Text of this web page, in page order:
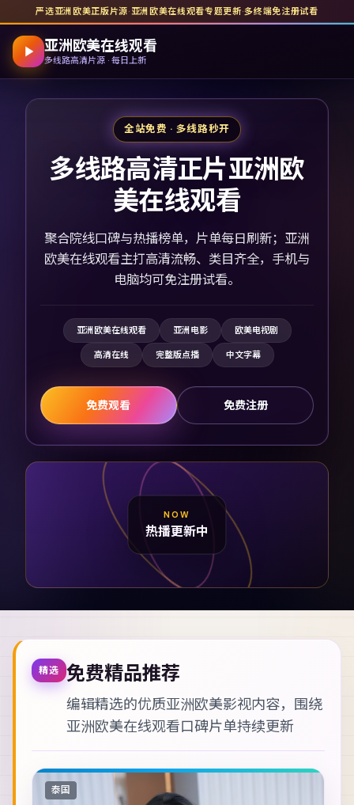
严选亚洲欧美正版片源· 亚洲欧美在线观看专题更新·多终端免注册试看
亚洲欧美在线观看
多线路高清片源 · 每日上新
全站免费 · 多线路秒开
多线路高清正片亚洲欧
美在线观看
聚合院线口碑与热播榜单，片单每日刷新；亚洲
欧美在线观看主打高清流畅、类目齐全，手机与
电脑均可免注册试看。
亚洲欧美在线观看 亚洲电影 欧美电视剧
高清在线 完整版点播 中文字幕
免费观看 免费注册
NOW
热播更新中
精选 免费精品推荐
编辑精选的优质亚洲欧美影视内容，围绕
亚洲欧美在线观看口碑片单持续更新
泰国